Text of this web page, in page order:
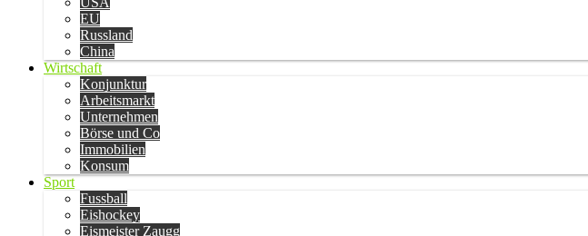
EU
Russland
China
Wirtschaft
Konjunktur
Arbeitsmarkt
Unternehmen
Börse und Co
Immobilien
Konsum
Sport
Fussball
Eishockey
Eismeister Zaugg